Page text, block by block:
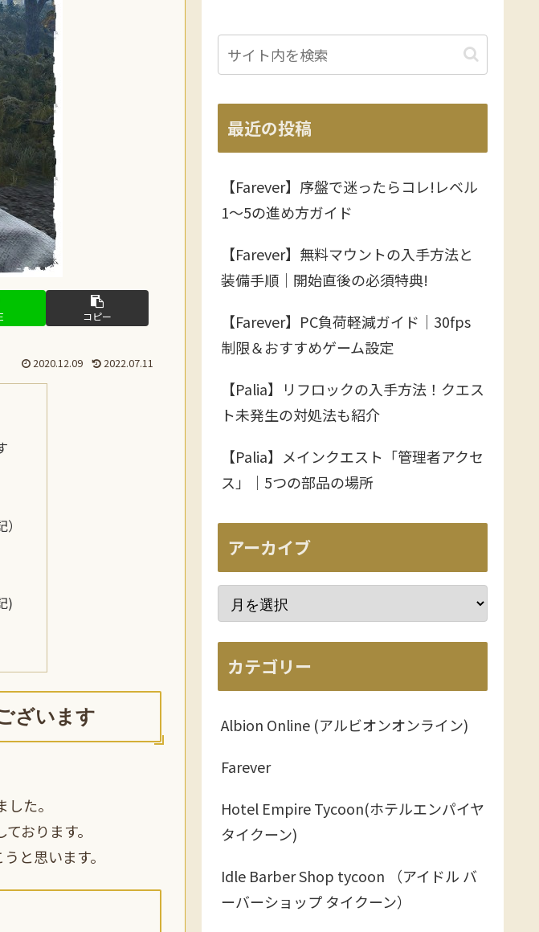
コピー
2020.12.09 2022.07.11
)
ざいます
た。
おります。
と思います。
最近の投稿
【Farever】序盤で迷ったらコレ!レベル
1〜5の進め方ガイド
【Farever】無料マウントの入手方法と
装備手順｜開始直後の必須特典!
【Farever】PC負荷軽減ガイド｜30fps
制限＆おすすめゲーム設定
【Palia】リフロックの入手方法！クエス
ト未発生の対処法も紹介
【Palia】メインクエスト「管理者アクセ
ス」｜5つの部品の場所
アーカイブ
カテゴリー
Albion Online (アルビオンオンライン)
Farever
Hotel Empire Tycoon(ホテルエンパイヤ
タイクーン)
Idle Barber Shop tycoon （アイドル バ
ーバーショップ タイクーン）